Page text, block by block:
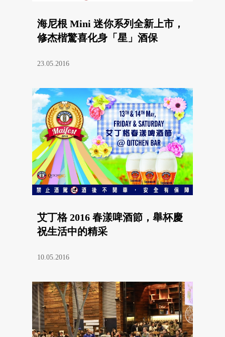
海尼根 Mini 迷你系列全新上市，
修杰楷驚喜化身「星」酒保
23.05.2016
艾丁格 2016 春漾啤酒節，舉杯慶
祝生活中的精采
10.05.2016